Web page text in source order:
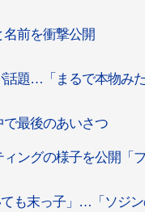
前を衝撃公開
題…「まるで本物みた
最後のあいさつ
ングの様子を公開「
も末っ子」…「ソジ